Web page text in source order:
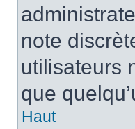
note
utilisateurs
que
Haut